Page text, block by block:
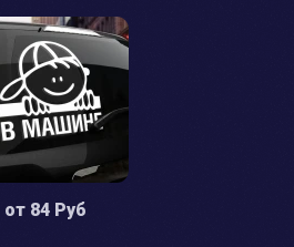
от 84 Руб